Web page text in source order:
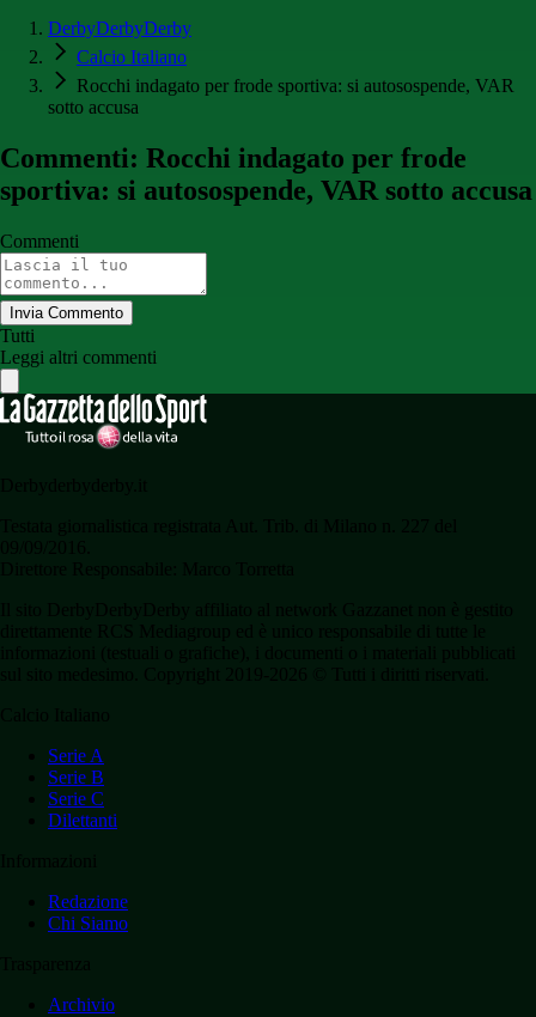
DerbyDerbyDerby
Calcio Italiano
Rocchi indagato per frode sportiva: si autosospende, VAR
sotto accusa
Commenti: Rocchi indagato per frode
sportiva: si autosospende, VAR sotto accusa
Commenti
Invia Commento
Tutti
Leggi altri commenti
Serie A
Serie B
Serie C
Dilettanti
Redazione
Chi Siamo
Archivio